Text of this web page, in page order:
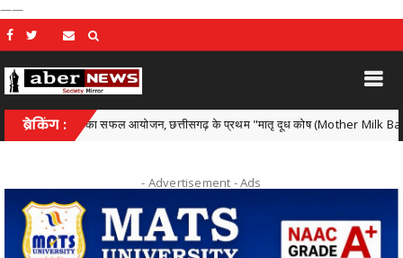
——
ब्रेकिंग :
का सफल आयोजन, छत्तीसगढ़ के प्रथम "मातृ दूध कोष (Mother Milk Bank)" की घोषणा
- Advertisement -Ads